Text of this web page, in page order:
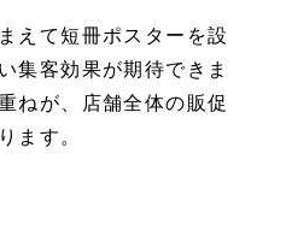
えて短冊ポスターを設
集客効果が期待できま
ねが、店舗全体の販促
ます。